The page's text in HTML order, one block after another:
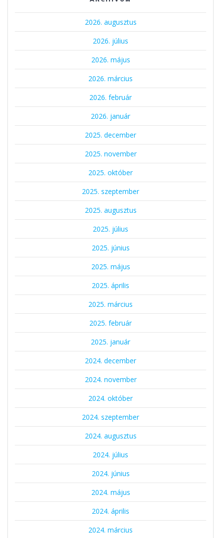
2026. augusztus
2026. július
2026. május
2026. március
2026. február
2026. január
2025. december
2025. november
2025. október
2025. szeptember
2025. augusztus
2025. július
2025. június
2025. május
2025. április
2025. március
2025. február
2025. január
2024. december
2024. november
2024. október
2024. szeptember
2024. augusztus
2024. július
2024. június
2024. május
2024. április
2024. március